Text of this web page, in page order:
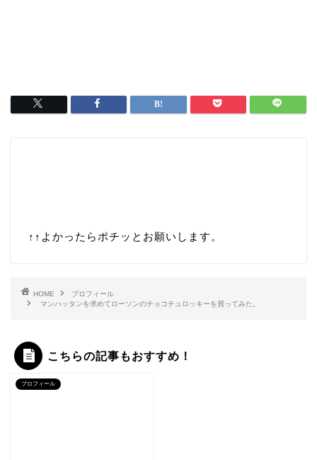
↑↑ よかったらポチッとお願いします。
HOME
プロフィール
マンハッタンを求めてローソンのチョコチュロッキーを買ってみた。
こちらの記事もおすすめ！
プロフィール